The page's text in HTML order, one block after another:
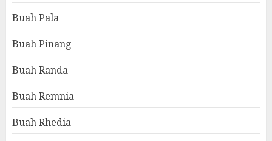
Buah Pala
Buah Pinang
Buah Randa
Buah Remnia
Buah Rhedia